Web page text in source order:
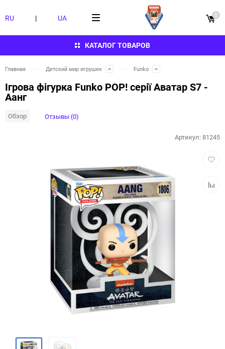
КАТАЛОГ ТОВАРОВ
RU | UA 0
Главная Детский мир игрушек Funko
Ігрова фігурка Funko POP! серії Аватар S7 -
Аанг
Обзор Отзывы (0)
Артикул:81245